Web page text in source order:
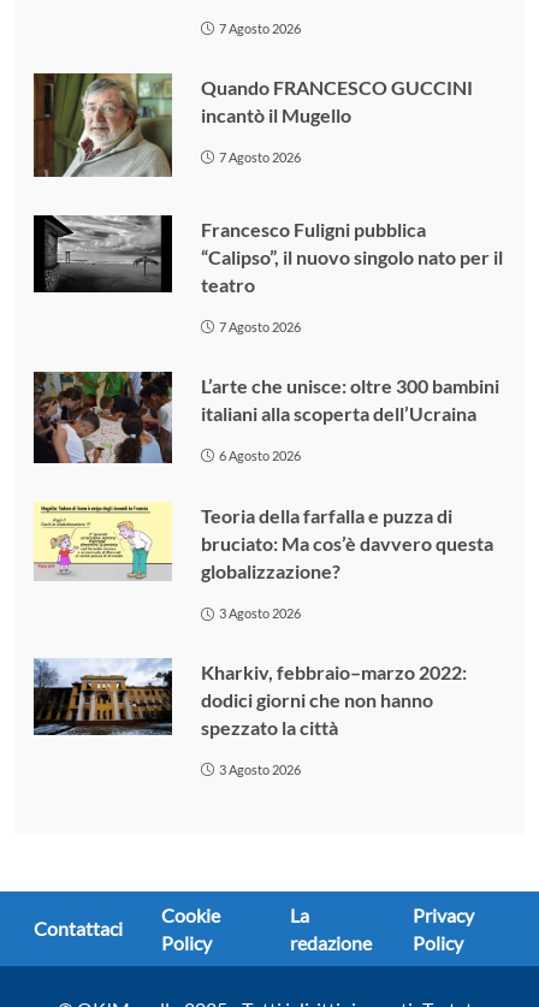
7 Agosto 2026
Quando FRANCESCO GUCCINI
incantò il Mugello
7 Agosto 2026
Francesco Fuligni pubblica
“Calipso”, il nuovo singolo nato per il
teatro
7 Agosto 2026
L’arte che unisce: oltre 300 bambini
italiani alla scoperta dell’Ucraina
6 Agosto 2026
Teoria della farfalla e puzza di
bruciato: Ma cos’è davvero questa
globalizzazione?
3 Agosto 2026
Kharkiv, febbraio–marzo 2022:
dodici giorni che non hanno
spezzato la città
3 Agosto 2026
Contattaci
Cookie
Policy
La
redazione
Privacy
Policy